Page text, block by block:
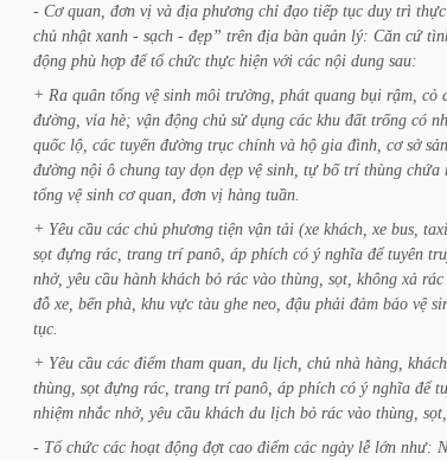
- Cơ quan, đơn vị và địa phương chỉ đạo tiếp tục duy trì thực
chủ nhật xanh - sạch - đẹp” trên địa bàn quản lý: Căn cứ
động phù hợp để tổ chức thực hiện với các nội dung sau:
+ Ra quân tổng vệ sinh môi trường, phát quang bụi rậm, cỏ
đường, vỉa hè; vận động chủ sử dụng các khu đất trống có
quốc lộ, các tuyến đường trục chính và hộ gia đình, cơ sở sản
đường nội ô chung tay dọn dẹp vệ sinh, tự bố trí thùng chứa
tổng vệ sinh cơ quan, đơn vị hàng tuần.
+ Yêu cầu các chủ phương tiện vận tải (xe khách, xe bus, taxi,
sọt đựng rác, trang trí panô, áp phích có ý nghĩa để tuyên
nhở, yêu cầu hành khách bỏ rác vào thùng, sọt, không xả rác
đỗ xe, bến phà, khu vực tàu ghe neo, đậu phải đảm bảo vệ
tục.
+ Yêu cầu các điểm tham quan, du lịch, chủ nhà hàng, khách
thùng, sọt đựng rác, trang trí panô, áp phích có ý nghĩa để
nhiệm nhắc nhở, yêu cầu khách du lịch bỏ rác vào thùng, sọt,
- Tổ chức các hoạt động đợt cao điểm các ngày lễ lớn như: